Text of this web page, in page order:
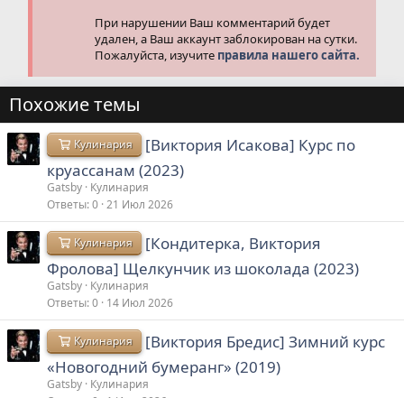
При нарушении Ваш комментарий будет
удален, а Ваш аккаунт заблокирован на сутки.
Пожалуйста, изучите правила нашего сайта.
Похожие темы
Кулинария
[Виктория Исакова] Курс по
круассанам (2023)
Gatsby Кулинария
Ответы 0 21 Июл 2026
Кулинария
[Кондитерка, Виктория
Фролова] Щелкунчик из шоколада (2023)
Gatsby Кулинария
Ответы 0 14 Июл 2026
Кулинария
[Виктория Бредис] Зимний курс
«Новогодний бумеранг» (2019)
Gatsby Кулинария